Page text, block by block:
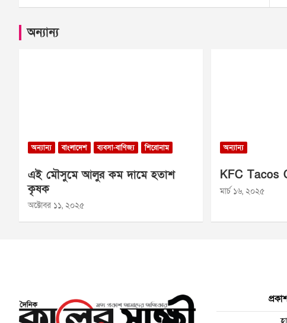
অন্যান্য
অন্যান্য বাংলাদেশ ব্যবসা-বাণিজ্য শিরোনাম
এই মৌসুমে আলুর কম দামে হতাশ
কৃষক
অক্টোবর ১১, ২০২৫
অন্যান্য
KFC Tacos
মার্চ ১৬, ২০২৫